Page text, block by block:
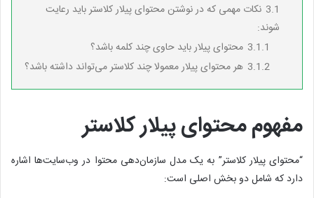
3.1 نکات مهمی که در نوشتن محتوای پیلار کلاستر باید رعایت
شوند:
3.1.1 محتوای پیلار باید حاوی چند کلمه باشد؟
3.1.2 هر محتوای پیلار معمولا چند کلاستر می‌تواند داشته باشد؟
مفهوم محتوای پیلار کلاستر
“محتوای پیلار کلاستر” به یک مدل سازمان‌دهی محتوا در وب‌سایت‌ها اشاره
دارد که شامل دو بخش اصلی است: